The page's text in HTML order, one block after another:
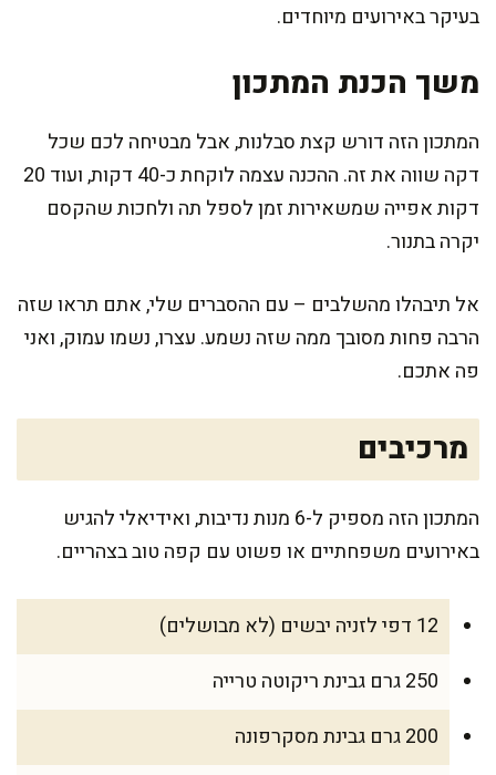
בעיקר באירועים מיוחדים.
משך הכנת המתכון
המתכון הזה דורש קצת סבלנות, אבל מבטיחה לכם שכל
דקה שווה את זה. ההכנה עצמה לוקחת כ-40 דקות, ועוד 20
דקות אפייה שמשאירות זמן לספל תה ולחכות שהקסם
יקרה בתנור.
אל תיבהלו מהשלבים – עם ההסברים שלי, אתם תראו שזה
הרבה פחות מסובך ממה שזה נשמע. עצרו, נשמו עמוק, ואני
פה אתכם.
מרכיבים
המתכון הזה מספיק ל-6 מנות נדיבות, ואידיאלי להגיש
באירועים משפחתיים או פשוט עם קפה טוב בצהריים.
12 דפי לזניה יבשים (לא מבושלים)
250 גרם גבינת ריקוטה טרייה
200 גרם גבינת מסקרפונה